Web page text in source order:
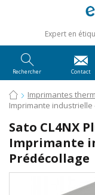
Expert en
Rechercher Contact
Imprimantes
Imprimante industrielle
Sato CL4NX
Imprimante
Prédécollage